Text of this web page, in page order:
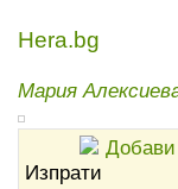
Hera.bg
Мария
Изпрати